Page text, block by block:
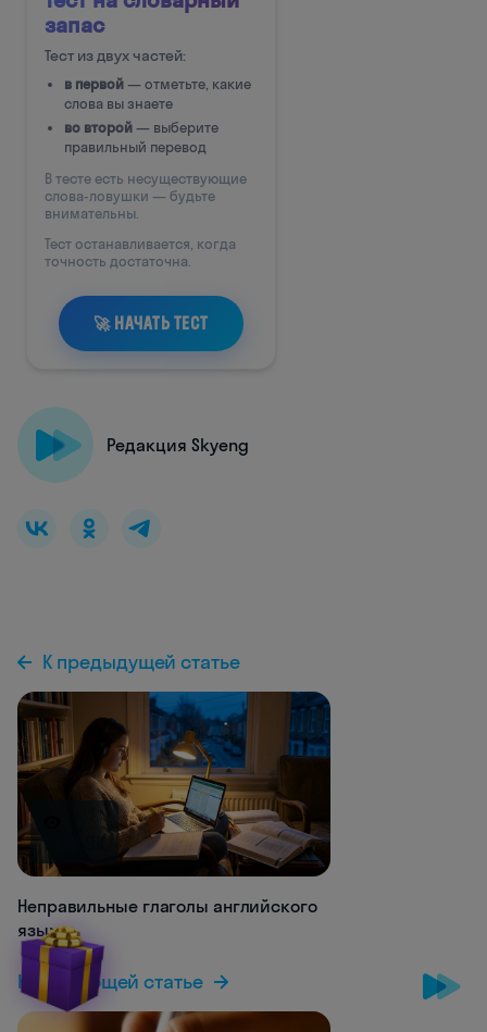
Редакция Skyeng
К предыдущей статье
1436.9K
Неправильные глаголы английского
языка
К следующей статье